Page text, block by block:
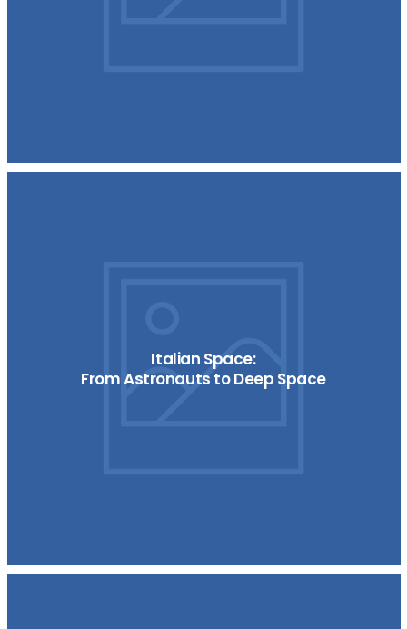
Italian Space:
From Astronauts to Deep Space